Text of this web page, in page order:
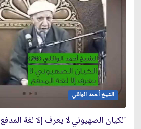
الشيخ أحمد الوائلي
الكيان الصهيوني لا يعرف إلا لغة المدفع